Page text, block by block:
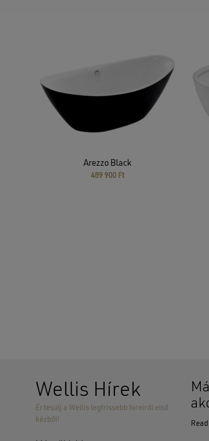
Arezzo Black
489 900 Ft
Wellis Hírek
Értesülj a Wellis legfrissebb híreiről első
kézből!